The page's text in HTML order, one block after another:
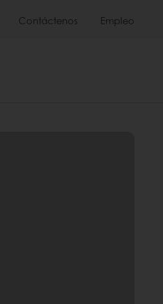
Contáctenos Empleo